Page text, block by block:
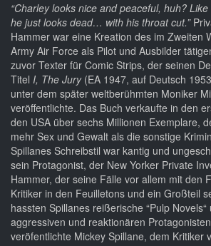
“Charley looks nice and peaceful, huh? Like
he just looks dead… with his throat cut.”
Hammer war eine Kreation des im Zweiten
Army Air Force als Pilot und Ausbilder
zuvor Texter für Comic Strips, der seinen
Titel I, The Jury(EA 1947, auf Deutsch
unter dem später weltberühmten Moniker
veröffentlichte. Das Buch verkaufte in den
den USA über sechs Millionen Exemplare,
mehr Sex und Gewalt als die sonstige
Spillanes Schreibstil war kantig und
sein Protagonist, der New Yorker Private
Hammer, der seine Fälle vor allem mit den
Kritiker in den Feuilletons und ein Großteil
hassten Spillanes reißerische “Pulp
aggressiven und reaktionären
veröfentlichte Mickey Spillane, dem Kritiker